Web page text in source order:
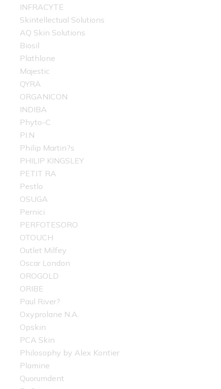
INFRACYTE
Skintellectual Solutions
AQ Skin Solutions
Biosil
Plathlone
Majestic
QYRA
ORGANICON
INDIBA
Phyto-C
PI.N
Philip Martin?s
PHILIP KINGSLEY
PETIT RA
Pestlo
OSUGA
Pernici
PERFOTESORO
OTOUCH
Outlet Milfey
Oscar London
OROGOLD
ORIBE
Paul River?
Oxyprolane N.A.
Opskin
PCA Skin
Philosophy by Alex Kontier
Plamine
Quorumdent